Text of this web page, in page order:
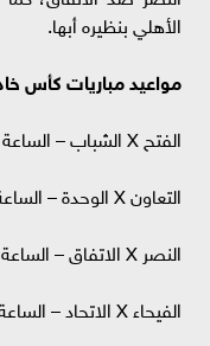
الأهلي بنظيره أبها.
مواعيد مباريات كأس
الفتح X الشباب – الساعة 2:15 ظهرا على قناة SSC HD
التعاون X الوحدة – الساعة 2:15 ظهرا على قناة 2 SSC HD
النصر X الاتفاق – الساعة 4:45 مساء على قناة 1 SSC HD
الفيحاء X الاتحاد – الساعة 4:45 مساء على قناة 2 SSC HD